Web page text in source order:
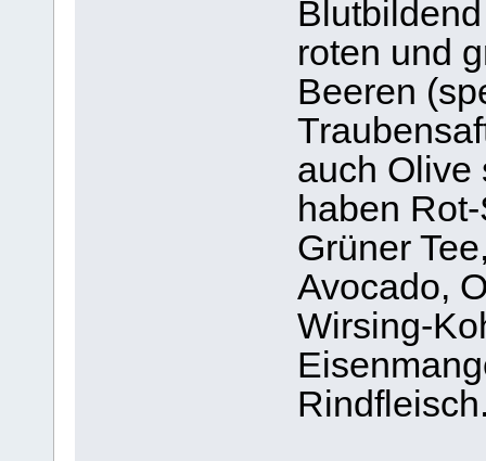
roten und
Beeren
auch Olive
haben
Grüner
Avocado,
Wirsing-